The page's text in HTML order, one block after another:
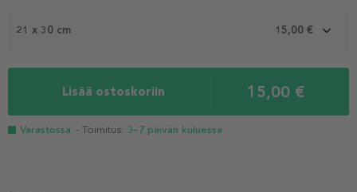
21 x 30 cm 15,00 €
Lisää ostoskoriin 15,00 €
Varastossa - Toimitus: 3–7 päivän kuluessa